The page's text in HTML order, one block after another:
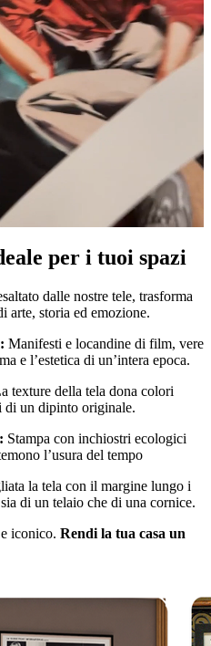
per i tuoi spazi
dalle nostre tele, trasforma
arte, storia ed emozione.
Manifesti e locandine di film, vere
e l’estetica di un’intera epoca.
texture della tela dona colori
un dipinto originale.
Stampa con inchiostri ecologici
l’usura del tempo
la tela con il margine lungo i
di un telaio che di una cornice.
iconico. Rendi la tua casa un